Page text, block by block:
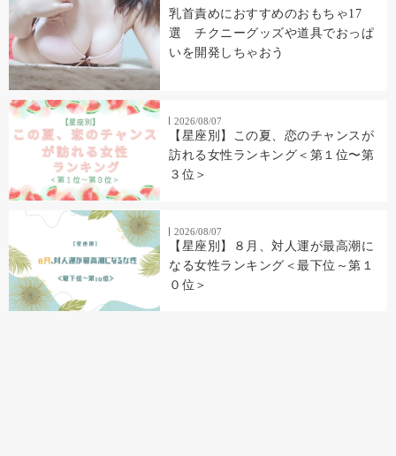
乳首責めにおすすめのおもちゃ17
選 チクニーグッズや道具でおっぱ
いを開発しちゃおう
2026/08/07
【星座別】この夏、恋のチャンスが
訪れる女性ランキング＜第１位〜第
３位＞
2026/08/07
【星座別】８月、対人運が最高潮に
なる女性ランキング＜最下位～第１
０位＞